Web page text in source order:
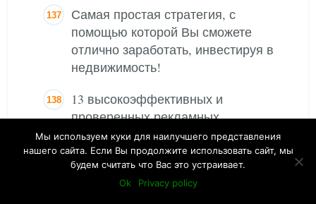
Самая простая стратегия, с
помощью которой Вы сможете
отлично заработать, инвестируя в
недвижимость!
13 высокоэффективных и
проверенных рекламных
объявлений, которые после
публикации в газетах от Вашего
имени приведут к Вам толпы
голодных покупателей!
Мы используем куки для наилучшего представления
нашего сайта. Если Вы продолжите использовать сайт, мы
будем считать что Вас это устраивает.
Ok
Privacy policy